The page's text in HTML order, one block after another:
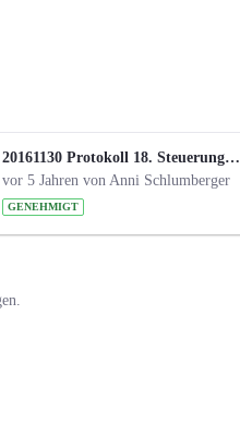
20161130 Protokoll 18. Steuerungskreis.pdf
vor 5 Jahren von Anni Schlumberger
GENEHMIGT